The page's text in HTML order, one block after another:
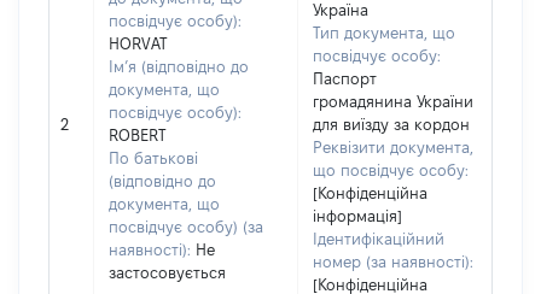
2
посвідчує особу):
HORVAT
Ім’я (відповідно до
документа, що
посвідчує особу):
ROBERT
По батькові
(відповідно до
документа, що
посвідчує особу) (за
наявності): Не
застосовується
Україна
Тип документа, що
посвідчує особу:
Паспорт
громадянина України
для виїзду за кордон
Реквізити документа,
що посвідчує особу:
[Конфіденційна
інформація]
Ідентифікаційний
номер (за наявності):
[Конфіденційна